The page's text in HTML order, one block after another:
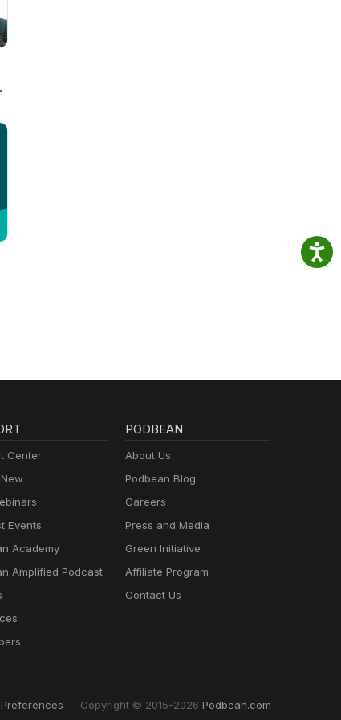
Center
Events
Academy
Amplified Podcast
PODBEAN
About Us
Podbean Blog
Careers
Press and Media
Green Initiative
Affiliate Program
Contact Us
Copyright © 2015-2026 Podbean.com